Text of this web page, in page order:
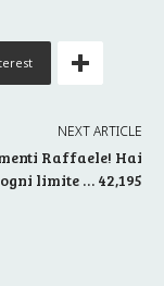
NEXT ARTICLE
Raffaele! Hai
limite … 42,195